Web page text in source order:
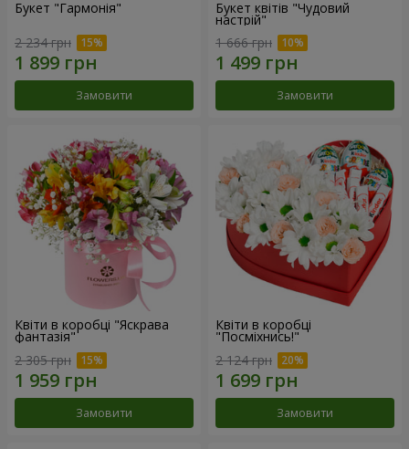
Букет "Гармонія"
2 234 грн
Замовити
Букет квітів "Чудовий
настрій"
1 666 грн
Замовити
Квіти в коробці "Яскрава
фантазія"
2 305 грн
Замовити
Квіти в коробці
"Посміхнись!"
2 124 грн
Замовити